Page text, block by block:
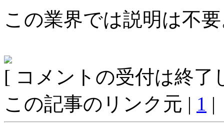
この業界では説明は不
[ コメントの受付は終了
この記事のリンク元 | 1 |